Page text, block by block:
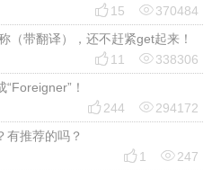
 15 370484
（带翻译），还不赶紧get起来！
 11 338306
！
 244 294172
有推荐的吗？
 1 247